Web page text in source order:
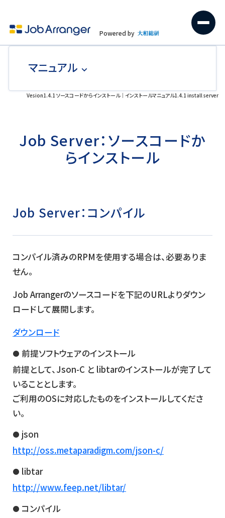
Powered by
マニュアル
Vesion1.4.1 ソースコードからインストール｜インストールマニュアル1.4.1 install server
Job Server：ソースコードか
らインストール
Job Server：コンパイル
コンパイル済みのRPMを使用する場合は、必要ありま
せん。
Job Arrangerのソースコードを下記のURLよりダウン
ロードして展開します。
ダウンロード
前提ソフトウェアのインストール
前提として、Json-C と libtarのインストールが完了して
いることとします。
ご利用のOSに対応したものをインストールしてくださ
い。
json
http://oss.metaparadigm.com/json-c/
libtar
http://www.feep.net/libtar/
コンパイル